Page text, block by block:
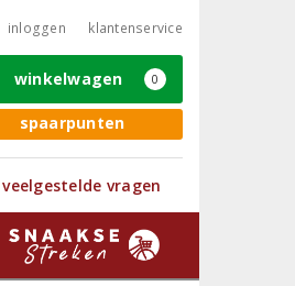
inloggen klantenservice
spaarpunten
winkelwagen 0
veelgestelde vragen